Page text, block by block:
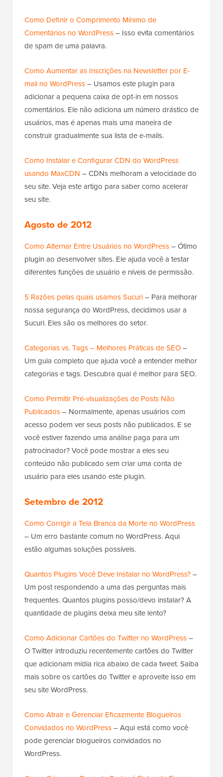
Como Definir o Comprimento Mínimo de
Comentários no WordPress– Isso evita comentários
de spam de uma palavra.
Como Aumentar as Inscrições na Newsletter por E-
mail no WordPress– Usamos este plugin para
adicionar a pequena caixa de opt-in em nossos
comentários. Ele não adiciona um número drástico de
usuários, mas é apenas mais uma maneira de
construir gradualmente sua lista de e-mails.
Como Instalar e Configurar CDN do WordPress
usando MaxCDN – CDNs melhoram a velocidade do
seu site. Veja este artigo para saber como acelerar
seu site.
Agosto de 2012
Como Alternar Entre Usuários no WordPress– Ótimo
plugin ao desenvolver sites. Ele ajuda você a testar
diferentes funções de usuário e níveis de permissão.
5 Razões pelas quais usamos Sucuri– Para melhorar
nossa segurança do WordPress, decidimos usar a
Sucuri. Eles são os melhores do setor.
Categorias vs. Tags – Melhores Práticas de SEO–
Um guia completo que ajuda você a entender melhor
categorias e tags. Descubra qual é melhor para SEO.
Como Permitir Pré-visualizações de Posts Não
Publicados– Normalmente, apenas usuários com
acesso podem ver seus posts não publicados. E se
você estiver fazendo uma análise paga para um
patrocinador? Você pode mostrar a eles seu
conteúdo não publicado sem criar uma conta de
usuário para eles usando este plugin.
Setembro de 2012
Como Corrigir a Tela Branca da Morte no WordPress
– Um erro bastante comum no WordPress. Aqui
estão algumas soluções possíveis.
Quantos Plugins Você Deve Instalar no WordPress?–
Um post respondendo a uma das perguntas mais
frequentes. Quantos plugins posso/devo instalar? A
quantidade de plugins deixa meu site lento?
Como Adicionar Cartões do Twitter no WordPress–
O Twitter introduziu recentemente cartões do Twitter
que adicionam mídia rica abaixo de cada tweet. Saiba
mais sobre os cartões do Twitter e aproveite isso em
seu site WordPress.
Como Atrair e Gerenciar Eficazmente Blogueiros
Convidados no WordPress– Aqui está como você
pode gerenciar blogueiros convidados no
WordPress.